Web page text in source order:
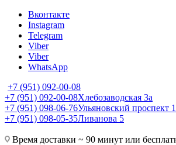
Вконтакте
Instagram
Telegram
Viber
Viber
WhatsApp
+7 (951) 092-00-08
+7 (951) 092-00-08Хлебозаводская 3а
+7 (951) 098-06-76Ульяновский проспект
+7 (951) 098-05-35Ливанова 5
Время доставки ~ 90 минут или